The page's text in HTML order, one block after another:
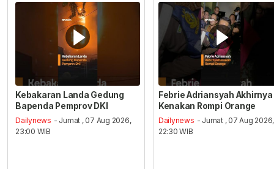
Kebakaran Landa Gedung
Bapenda Pemprov DKI
Dailynews - Jumat , 07 Aug 2026,
23:00 WIB
Febrie Adriansyah Akhirnya
Kenakan Rompi Orange
Dailynews - Jumat , 07 Aug 2026,
22:30 WIB